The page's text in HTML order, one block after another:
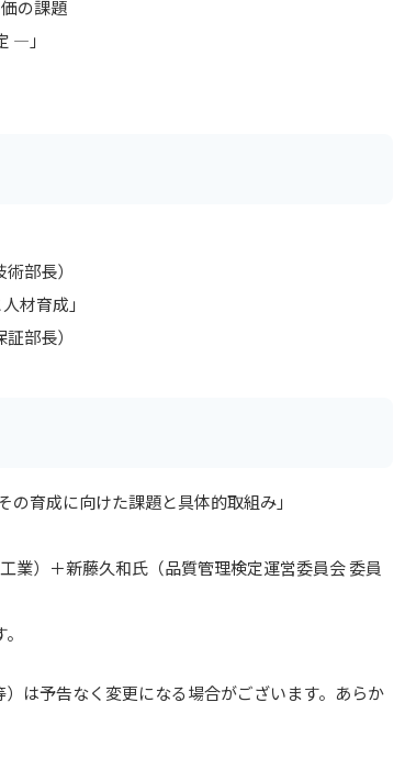
の課題
―」
部長）
材育成」
部長）
の育成に向けた課題と具体的取組み」
業）＋新藤久和氏（品質管理検定運営委員会 委員
は予告なく変更になる場合がございます。あらか